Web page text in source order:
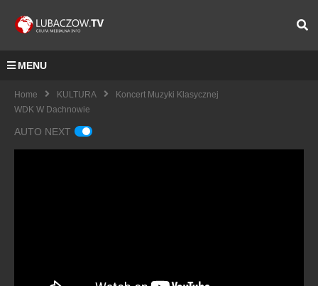
MENU
Home KULTURA
Koncert Muzyki Klasycznej
WDK W Dachnowie
AUTO NEXT